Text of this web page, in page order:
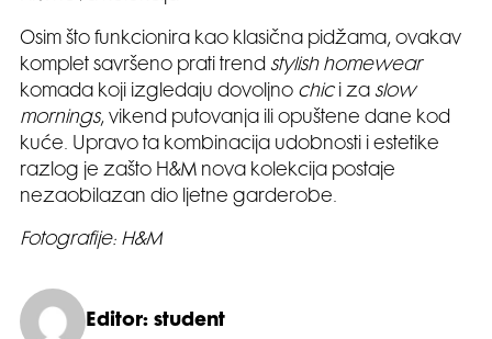
Osim što funkcionira kao klasična pidžama, ovakav
komplet savršeno prati trend stylish homewear
komada koji izgledaju dovoljno chici za slow
mornings, vikend putovanja ili opuštene dane kod
kuće. Upravo ta kombinacija udobnosti i estetike
razlog je zašto H&M nova kolekcija postaje
nezaobilazan dio ljetne garderobe.
Fotografije: H&M
Editor: student